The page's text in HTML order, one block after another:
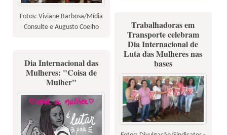
Fotos: Viviane Barbosa/Mídia
Consulte e Augusto Coelho
Trabalhadoras em
Transporte celebram
Dia Internacional de
Luta das Mulheres nas
bases
Dia Internacional das
Mulheres: "Coisa de
Mulher"